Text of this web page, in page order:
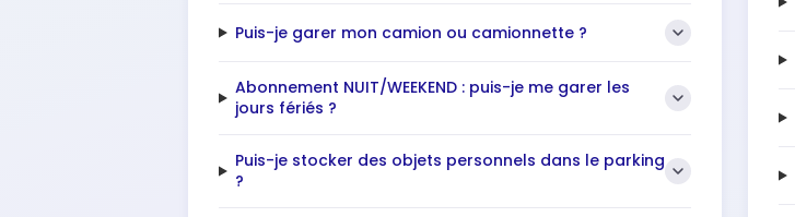
Puis-je garer mon camion ou camionnette ?
Abonnement NUIT/WEEKEND : puis-je me garer les
jours fériés ?
Puis-je stocker des objets personnels dans le parking
?